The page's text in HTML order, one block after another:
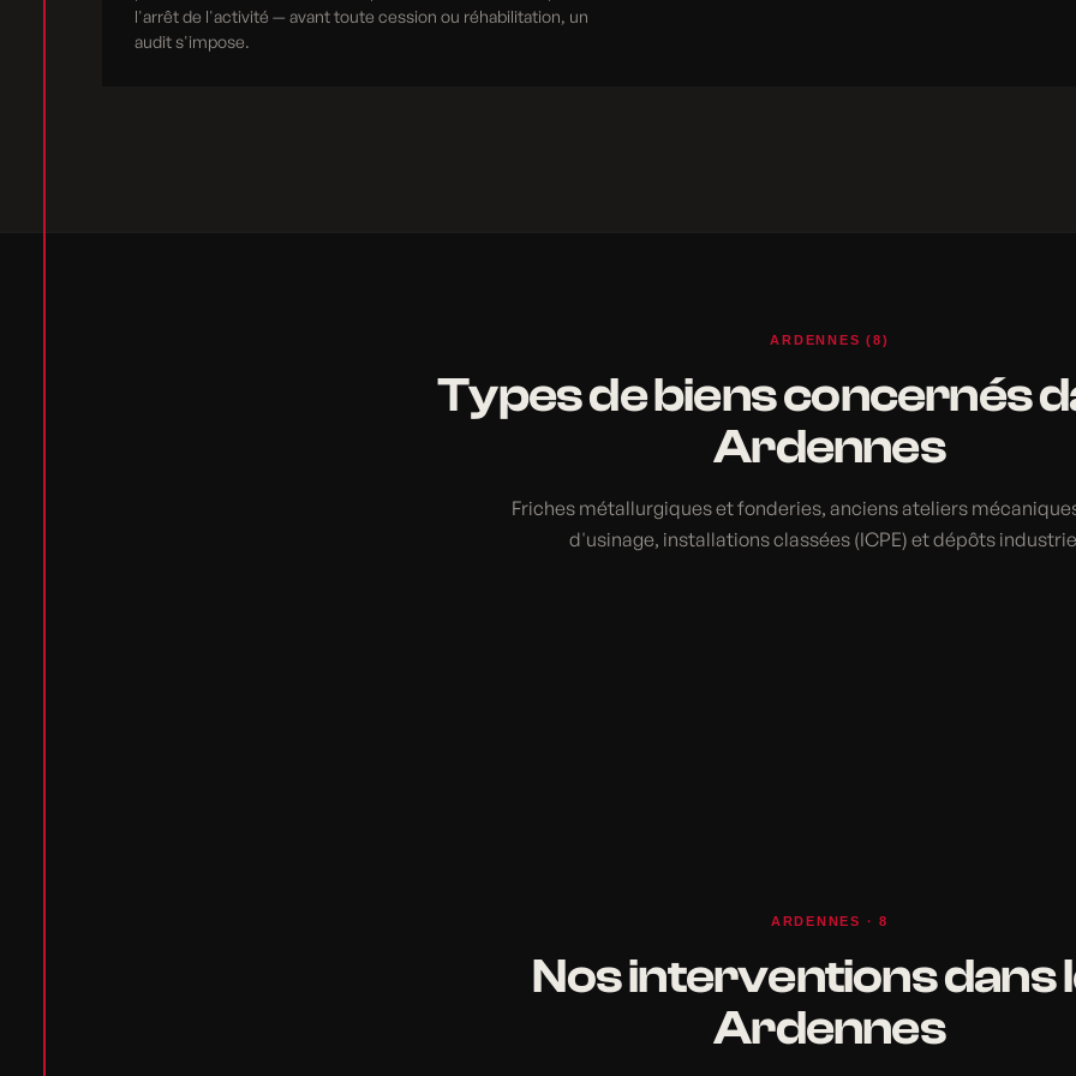
l'arrêt de l'activité — avant toute cession ou réhabilitation, un
audit s'impose.
ARDENNES (8)
Types de biens concernés
Ardennes
Friches métallurgiques et fonderies, anciens ateliers
d'usinage, installations classées (ICPE) et dépôts
ARDENNES · 8
Nos interventions dans
Ardennes